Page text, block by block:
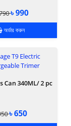
৳ 990
অর্ডার করুন
Can 340ML/ 2 pc
৳ 650